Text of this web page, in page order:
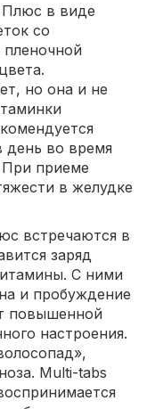
Плюс в виде
со
но она и не
день во время
При приеме
в желудке
встречаются в
заряд
С ними
и пробуждение
повышенной
настроения.
Multi-tabs